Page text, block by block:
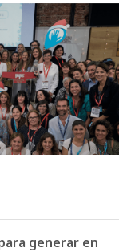
generar en